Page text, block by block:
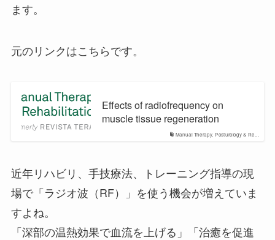
ます。
元のリンクはこちらです。
Manual Therapy, Posturology & Re...
Effects of radiofrequency on
muscle tissue regeneration
近年リハビリ、手技療法、トレーニング指導の現
場で「ラジオ波（RF）」を使う機会が増えていま
すよね。
「深部の温熱効果で血流を上げる」「治癒を促進